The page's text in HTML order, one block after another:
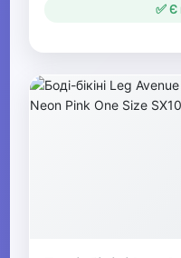
✅ Є